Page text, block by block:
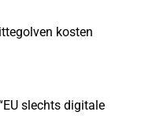
kosten
slechts digitale